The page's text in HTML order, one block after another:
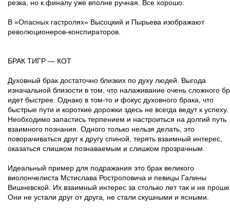
резка, но к финалу уже вполне ручная. Все хорошо.
В «Опасных гастролях» Высоцкий и Пырьева изображают
революционеров-конспираторов.
БРАК ТИГР — КОТ
Духовный брак достаточно близких по духу людей. Выгода
изначальной близости в том, что налаживание очень сложного
идет быстрее. Однако в том-то и фокус духовного брака, что
быстрые пути и короткие дорожки здесь не всегда ведут к успеху.
Необходимо запастись терпением и настроиться на долгий путь
взаимного познания. Одного только нельзя делать, это
поворачиваться друг к другу спиной, терять взаимный интерес,
оказаться слишком познаваемым и слишком прозрачным.
Идеальный пример для подражания это брак великого
виолончелиста Мстислава Ростроповича и певицы Галины
Вишневской. Их взаимный интерес за столько лет так и не
Они не устали друг от друга, не стали скушными и ясными.